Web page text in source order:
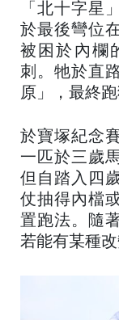
「北十字星
於最後彎位
被困於內欄
刺。牠於直
原」，最終跑
於寶塚紀念
一匹於三歲
但自踏入四
仗抽得內檔
置跑法。隨
若能有某種改